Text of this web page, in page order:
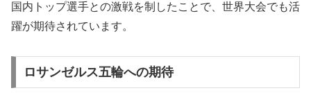
国内トップ選手との激戦を制したことで、世界大会でも活
躍が期待されています。
ロサンゼルス五輪への期待